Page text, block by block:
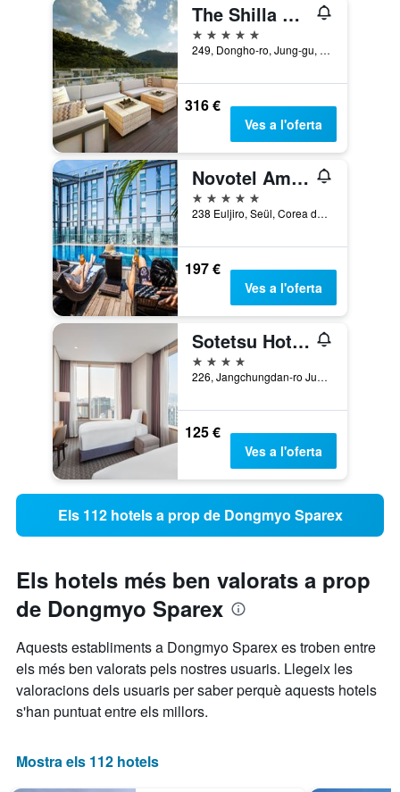
The Shilla Seoul
5 estrelles
249, Dongho-ro, Jung-gu, Seül, Corea del Sud
316 €
Ves a l'oferta
Novotel Ambassador Seoul Dongdaemun Hotels & Residences
5 estrelles
238 Euljiro, Seül, Corea del Sud
197 €
Ves a l'oferta
Sotetsu Hotels The Splaisir Seoul Dongdaemun
4 estrelles
226, Jangchungdan-ro Jung-gu, Seül, Corea del Sud
125 €
Ves a l'oferta
Els 112 hotels a prop de Dongmyo Sparex
Els hotels més ben valorats a prop
de Dongmyo Sparex
Aquests establiments a Dongmyo Sparex es troben entre
els més ben valorats pels nostres usuaris. Llegeix les
valoracions dels usuaris per saber perquè aquests hotels
s'han puntuat entre els millors.
Mostra els 112 hotels